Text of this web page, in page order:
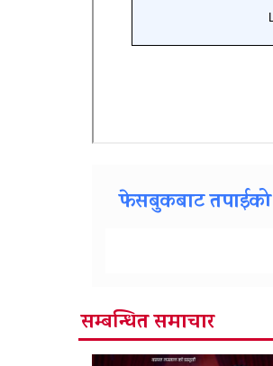
फेसबुकबाट तपाईको
सम्बन्धित समाचार